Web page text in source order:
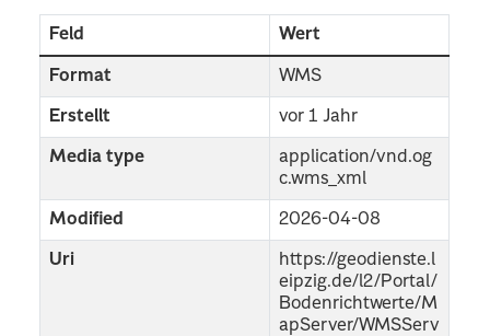
Feld Wert
Format WMS
Erstellt vor 1 Jahr
Media type
application/vnd.og
c.wms_xml
Modified 2026-04-08
Uri
https://geodienste.l
eipzig.de/l2/Portal/
Bodenrichtwerte/M
apServer/WMSServ